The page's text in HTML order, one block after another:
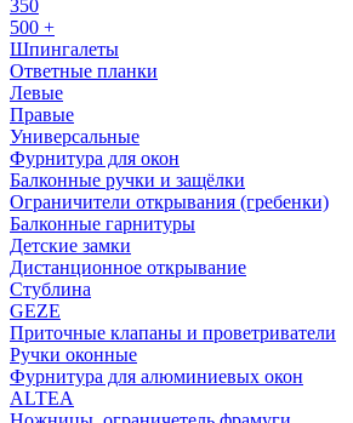
350
500 +
Шпингалеты
Ответные планки
Левые
Правые
Универсальные
Фурнитура для окон
Балконные ручки и защёлки
Ограничители открывания (гребенки)
Балконные гарнитуры
Детские замки
Дистанционное открывание
Стублина
GEZE
Приточные клапаны и проветриватели
Ручки оконные
Фурнитура для алюминиевых окон
ALTEA